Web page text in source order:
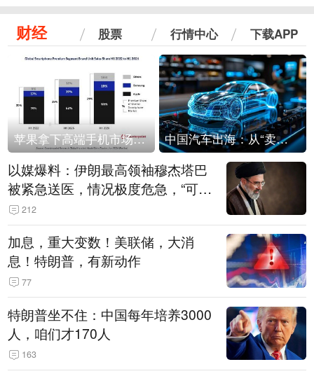
财经 股票 行情中心 下载APP
苹果拿下高端手机市场65%的份额：iPhone 17系列功不可没 中国汽车出海：从“卖出去”到“走进去”
以媒爆料：伊朗最高领袖穆杰塔巴
被紧急送医，情况极度危急，“可能
随时会死去”
212
加息，重大变数！美联储，大消
息！特朗普，有新动作
77
特朗普坐不住：中国每年培养3000
人，咱们才170人
163